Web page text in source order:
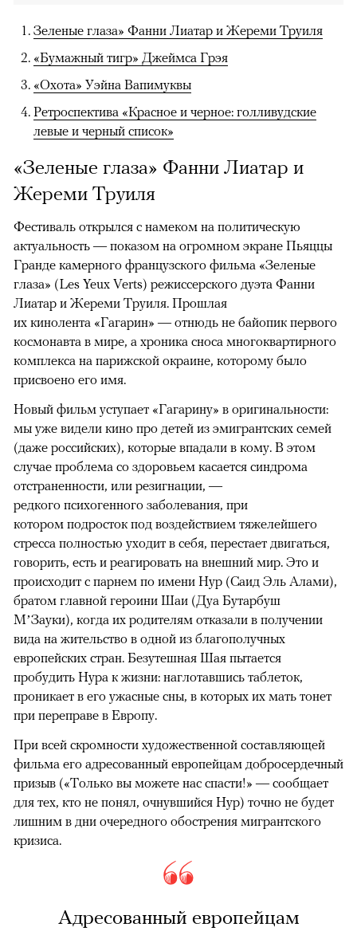
Зеленые глаза» Фанни Лиатар и Жереми Труиля
«Бумажный тигр» Джеймса Грэя
«Охота» Уэйна Вапимуквы
Ретроспектива «Красное и черное: голливудские
левые и черный список»
«Зеленые глаза» Фанни Лиатар и
Жереми Труиля
Фестиваль открылся с намеком на политическую
актуальность — показом на огромном экране Пьяццы
Гранде камерного французского фильма «Зеленые
глаза» (Les Yeux Verts) режиссерского дуэта Фанни
Лиатар и Жереми Труиля. Прошлая
их кинолента «Гагарин» — отнюдь не байопик первого
космонавта в мире, а хроника сноса многоквартирного
комплекса на парижской окраине, которому было
присвоено его имя.
Новый фильм уступает «Гагарину» в оригинальности:
мы уже видели кино про детей из эмигрантских семей
(даже российских), которые впадали в кому. В этом
случае проблема со здоровьем касается синдрома
отстраненности, или резигнации, —
редкого психогенного заболевания, при
котором подросток под воздействием тяжелейшего
стресса полностью уходит в себя, перестает двигаться,
говорить, есть и реагировать на внешний мир. Это и
происходит с парнем по имени Нур (Саид Эль Алами),
братом главной героини Шаи (Дуа Бутарбуш
М’Зауки), когда их родителям отказали в получении
вида на жительство в одной из благополучных
европейских стран. Безутешная Шая пытается
пробудить Нура к жизни: наглотавшись таблеток,
проникает в его ужасные сны, в которых их мать тонет
при переправе в Европу.
При всей скромности художественной составляющей
фильма его адресованный европейцам добросердечный
призыв («Только вы можете нас спасти!» — сообщает
для тех, кто не понял, очнувшийся Нур) точно не будет
лишним в дни очередного обострения мигрантского
кризиса.
Адресованный европейцам